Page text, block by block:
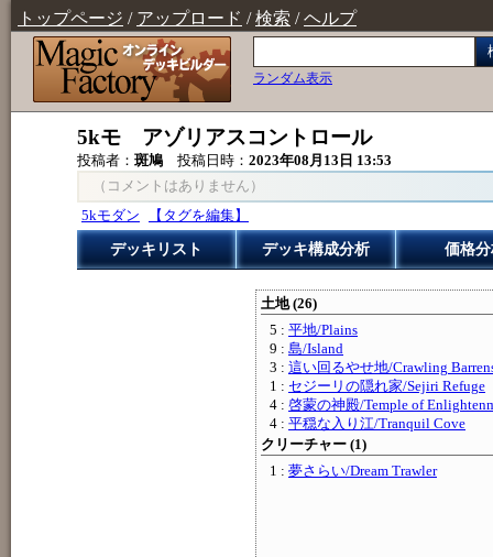
トップページ / アップロード /検索 /ヘルプ
ランダム表示
5kモ アゾリアスコントロール
投稿者： 斑鳩 投稿日時： 2023年08月13日 13:53
（コメントはありません）
5kモダン
【タグを編集】
デッキリスト デッキ構成分析 価格
土地 (26)
5 : 平地/Plains
9 : 島/Island
3 : 這い回るやせ地/Crawling
1 : セジーリの隠れ家/Sejiri Refuge
4 : 啓蒙の神殿/Temple of
4 : 平穏な入り江/Tranquil Cove
クリーチャー (1)
1 : 夢さらい/Dream Trawler